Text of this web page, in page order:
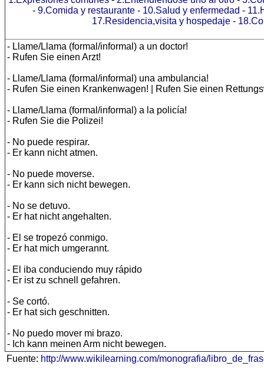
- 9.Comida y restaurante - 10.Salud y enfermedad -
17.Residencia,visita y hospedaje-
- Llame/Llama (formal/informal) a un doctor!
- Rufen Sie einen Arzt!
- Llame/Llama (formal/informal) una ambulancia!
- Rufen Sie einen Krankenwagen! | Rufen Sie einen
- Llame/Llama (formal/informal) a la policía!
- Rufen Sie die Polizei!
- No puede respirar.
- Er kann nicht atmen.
- No puede moverse.
- Er kann sich nicht bewegen.
- No se detuvo.
- Er hat nicht angehalten.
- El se tropezó conmigo.
- Er hat mich umgerannt.
- El iba conduciendo muy rápido
- Er ist zu schnell gefahren.
- Se cortó.
- Er hat sich geschnitten.
- No puedo mover mi brazo.
- Ich kann meinen Arm nicht bewegen.
Fuente: http://www.wikilearning.com/monografia/